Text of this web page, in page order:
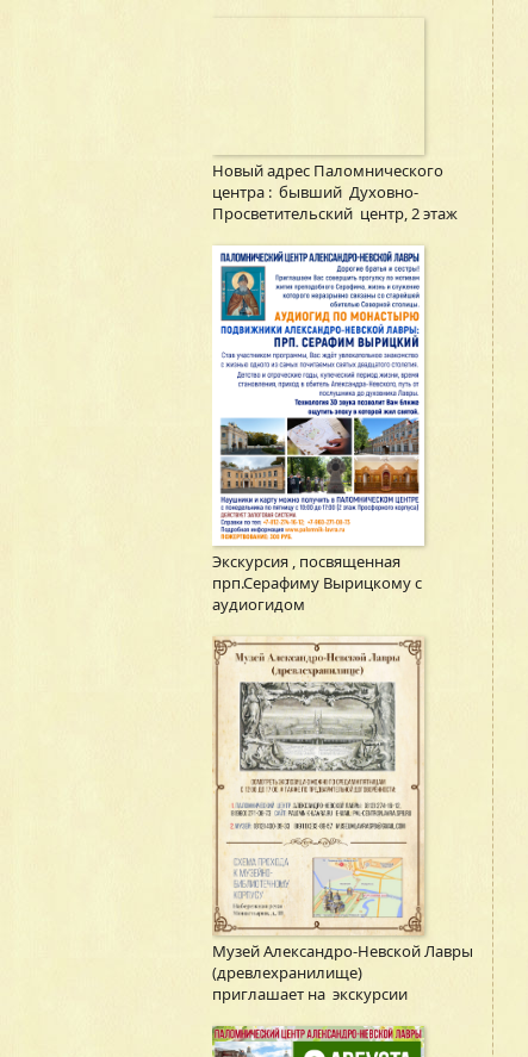
Новый адрес Паломнического
центра : бывший Духовно-
Просветительский центр, 2 этаж
Экскурсия , посвященная
прп.Серафиму Вырицкому с
аудиогидом
Музей Александро-Невской Лавры
(древлехранилище)
приглашает на экскурсии